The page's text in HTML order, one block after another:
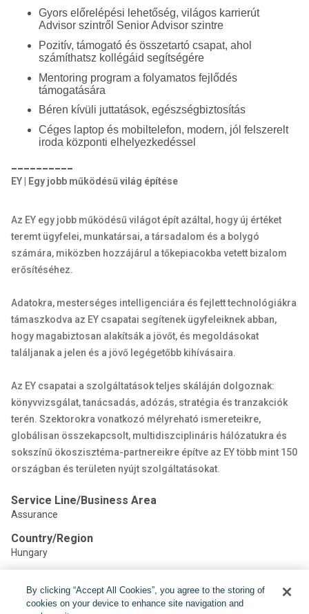
Gyors előrelépési lehetőség, világos karrierút
Advisor szintről Senior Advisor szintre
Pozitív, támogató és összetartó csapat, ahol
számíthatsz kollégáid segítségére
Mentoring program a folyamatos fejlődés
támogatására
Béren kívüli juttatások, egészségbiztosítás
Céges laptop és mobiltelefon, modern, jól felszerelt
iroda központi elhelyezkedéssel
EY | Egy jobb működésű világ építése
Az EY egy jobb működésű világot épít azáltal, hogy új értéket
teremt ügyfelei, munkatársai, a társadalom és a bolygó
számára, miközben hozzájárul a tőkepiacokba vetett bizalom
erősítéséhez.
Adatokra, mesterséges intelligenciára és fejlett technológiákra
támaszkodva az EY csapatai segítenek ügyfeleiknek abban,
hogy magabiztosan alakítsák a jövőt, és megoldásokat
találjanak a jelen és a jövő legégetőbb kihívásaira.
Az EY csapatai a szolgáltatások teljes skáláján dolgoznak:
könyvvizsgálat, tanácsadás, adózás, stratégia és tranzakciók
terén. Szektorokra vonatkozó mélyreható ismereteikre,
globálisan összekapcsolt, multidiszciplináris hálózatukra és
sokszínű ökoszisztéma-partnereikre építve az EY több mint 150
országban és területen nyújt szolgáltatásokat.
Service Line/Business Area
Assurance
Country/Region
Hungary
Share:
By clicking “Accept All Cookies”, you agree to the storing of
cookies on your device to enhance site navigation and